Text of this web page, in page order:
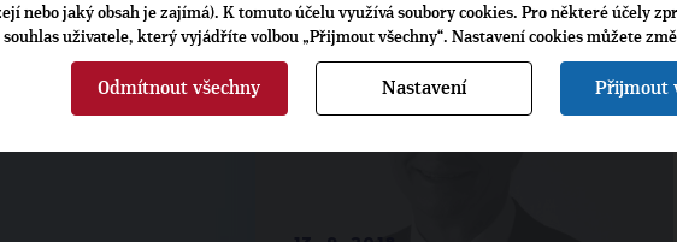
nebo jaký obsah je zajímá). K tomuto účelu využívá soubory cookies. Pro některé účely
souhlas uživatele, který vyjádříte volbou „Přijmout všechny“. Nastavení cookies můžete
Odmítnout všechny Nastavení Přijmout